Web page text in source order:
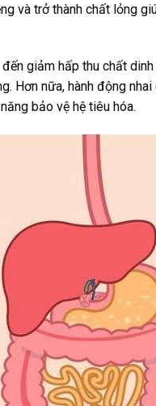
và trở thành chất lỏng
giảm hấp thu chất
Hơn nữa, hành động
bảo vệ hệ tiêu hóa.